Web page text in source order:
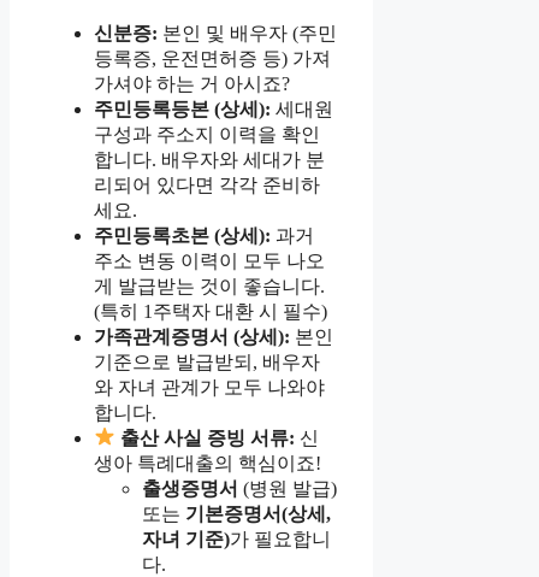
신분증: 본인 및 배우자 (주민
등록증, 운전면허증 등) 가져
가셔야 하는 거 아시죠?
주민등록등본 (상세): 세대원
구성과 주소지 이력을 확인
합니다. 배우자와 세대가 분
리되어 있다면 각각 준비하
세요.
주민등록초본 (상세): 과거
주소 변동 이력이 모두 나오
게 발급받는 것이 좋습니다.
(특히 1주택자 대환 시 필수)
가족관계증명서 (상세): 본인
기준으로 발급받되, 배우자
와 자녀 관계가 모두 나와야
합니다.
출산 사실 증빙 서류: 신
생아 특례대출의 핵심이죠!
출생증명서 (병원 발급)
또는 기본증명서(상세,
자녀 기준)가 필요합니
다.